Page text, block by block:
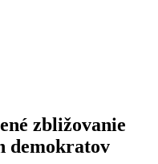
zbližovanie
demokratov